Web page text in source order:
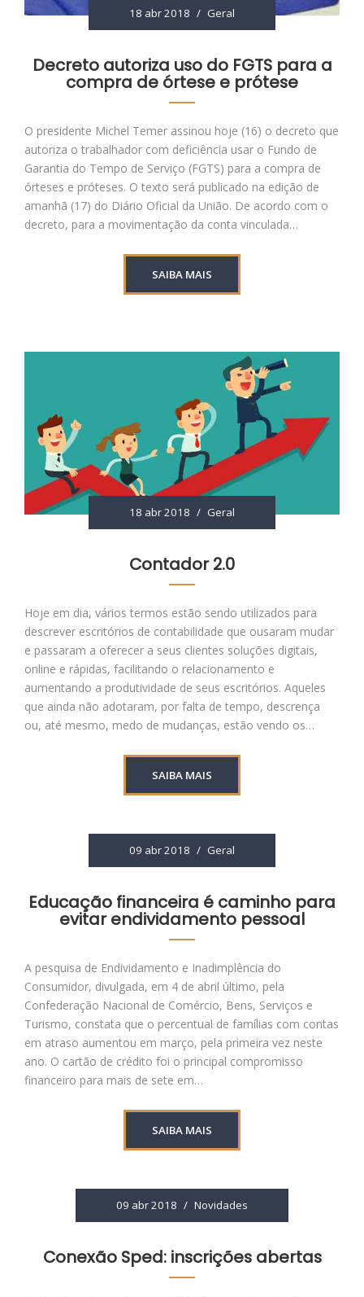
18 abr 2018 / Geral
Decreto autoriza uso do FGTS para a
compra de órtese e prótese
O presidente Michel Temer assinou hoje (16) o decreto que
autoriza o trabalhador com deficiência usar o Fundo de
Garantia do Tempo de Serviço (FGTS) para a compra de
órteses e próteses. O texto será publicado na edição de
amanhã (17) do Diário Oficial da União. De acordo com o
decreto, para a movimentação da conta vinculada…
SAIBA MAIS
18 abr 2018 / Geral
Contador 2.0
Hoje em dia, vários termos estão sendo utilizados para
descrever escritórios de contabilidade que ousaram mudar
e passaram a oferecer a seus clientes soluções digitais,
online e rápidas, facilitando o relacionamento e
aumentando a produtividade de seus escritórios. Aqueles
que ainda não adotaram, por falta de tempo, descrença
ou, até mesmo, medo de mudanças, estão vendo os…
SAIBA MAIS
09 abr 2018 / Geral
Educação financeira é caminho para
evitar endividamento pessoal
A pesquisa de Endividamento e Inadimplência do
Consumidor, divulgada, em 4 de abril último, pela
Confederação Nacional de Comércio, Bens, Serviços e
Turismo, constata que o percentual de famílias com contas
em atraso aumentou em março, pela primeira vez neste
ano. O cartão de crédito foi o principal compromisso
financeiro para mais de sete em…
SAIBA MAIS
09 abr 2018 / Novidades
Conexão Sped: inscrições abertas